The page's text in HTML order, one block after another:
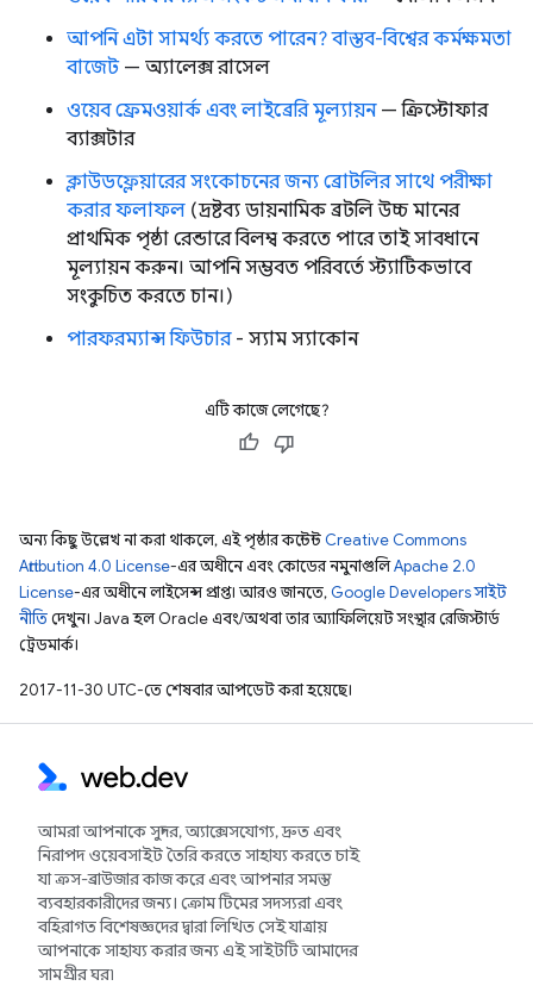
আপনি এটা সামর্থ্য করতে পারেন? বাস্তব-বিশ্বের কর্মক্ষমতা
বাজেট— অ্যালেক্স রাসেল
ওয়েব ফ্রেমওয়ার্ক এবং লাইব্রেরি মূল্যায়ন— ক্রিস্টোফার
ব্যাক্সটার
ক্লাউডফ্লেয়ারের সংকোচনের জন্য ব্রোটলির সাথে পরীক্ষা
করার ফলাফল (দ্রষ্টব্য ডায়নামিক ব্রটলি উচ্চ মানের
প্রাথমিক পৃষ্ঠা রেন্ডারে বিলম্ব করতে পারে তাই সাবধানে
মূল্যায়ন করুন। আপনি সম্ভবত পরিবর্তে স্ট্যাটিকভাবে
সংকুচিত করতে চান।)
পারফরম্যান্স ফিউচার- স্যাম স্যাকোন
এটি কাজে লেগেছে?
অন্য কিছু উল্লেখ না করা থাকলে, এই পৃষ্ঠার কন্টেন্ট Creative Commons
Attribution 4.0 License-এর অধীনে এবং কোডের নমুনাগুলিApache 2.0
License-এর অধীনে লাইসেন্স প্রাপ্ত। আরও জানতে, Google Developers সাইট
নীতিদেখুন। Java হল Oracle এবং/অথবা তার অ্যাফিলিয়েট সংস্থার রেজিস্টার্ড
ট্রেডমার্ক।
2017-11-30 UTC-তে শেষবার আপডেট করা হয়েছে।
আমরা আপনাকে সুন্দর, অ্যাক্সেসযোগ্য, দ্রুত এবং
নিরাপদ ওয়েবসাইট তৈরি করতে সাহায্য করতে চাই
যা ক্রস-ব্রাউজার কাজ করে এবং আপনার সমস্ত
ব্যবহারকারীদের জন্য। ক্রোম টিমের সদস্যরা এবং
বহিরাগত বিশেষজ্ঞদের দ্বারা লিখিত সেই যাত্রায়
আপনাকে সাহায্য করার জন্য এই সাইটটি আমাদের
সামগ্রীর ঘর৷